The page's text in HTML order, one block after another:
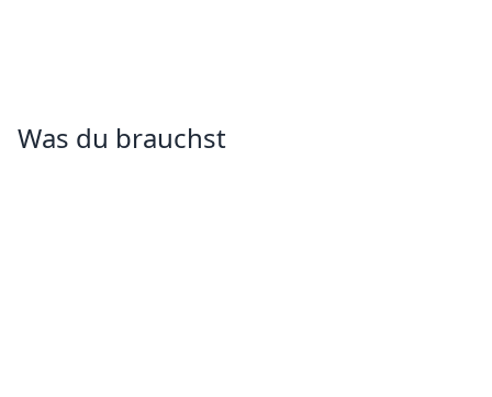
Was du brauchst